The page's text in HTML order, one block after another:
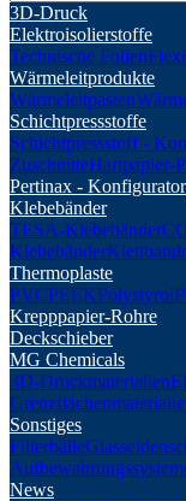
3D-Druck
Elektroisolierstoffe
Technische Folien
Wärmeleitprodukte
Wärmeleitpasten
Schichtpressstoffe
Schichtpressstoff -
ZuschnitteHartpapier-
Pertinax - Konfigurator
Klebebänder
TESA-Klebebänder
Klebebänder
Thermoplaste
PVCPEEKPolystyrol
Krepppapier-Rohre
Deckschieber
MG Chemicals
3D-Druckmaterialien
Sonstiges
Filterbälle
News